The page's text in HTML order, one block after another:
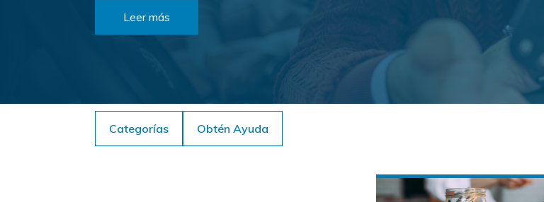
Leer más
Categorías Obtén Ayuda